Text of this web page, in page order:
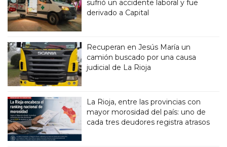
sufrió un accidente laboral y fue
derivado a Capital
Recuperan en Jesús María un
camión buscado por una causa
judicial de La Rioja
La Rioja, entre las provincias con
mayor morosidad del país: uno de
cada tres deudores registra atrasos